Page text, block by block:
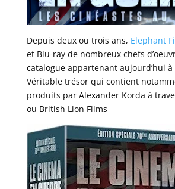
Depuis deux ou trois ans, Elephant
et Blu-ray de nombreux chefs
catalogue appartenant aujourd’hui à
Véritable trésor qui contient
produits par Alexander Korda à
ou British Lion Films